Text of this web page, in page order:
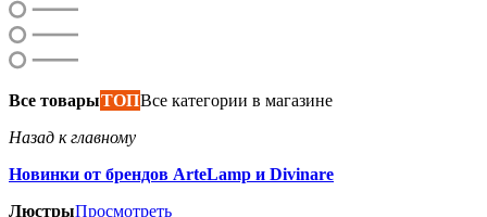
Все товарыТОПВсе категории в магазине
Назад к главному
Новинки от брендов ArteLamp и Divinare
ЛюстрыПросмотреть